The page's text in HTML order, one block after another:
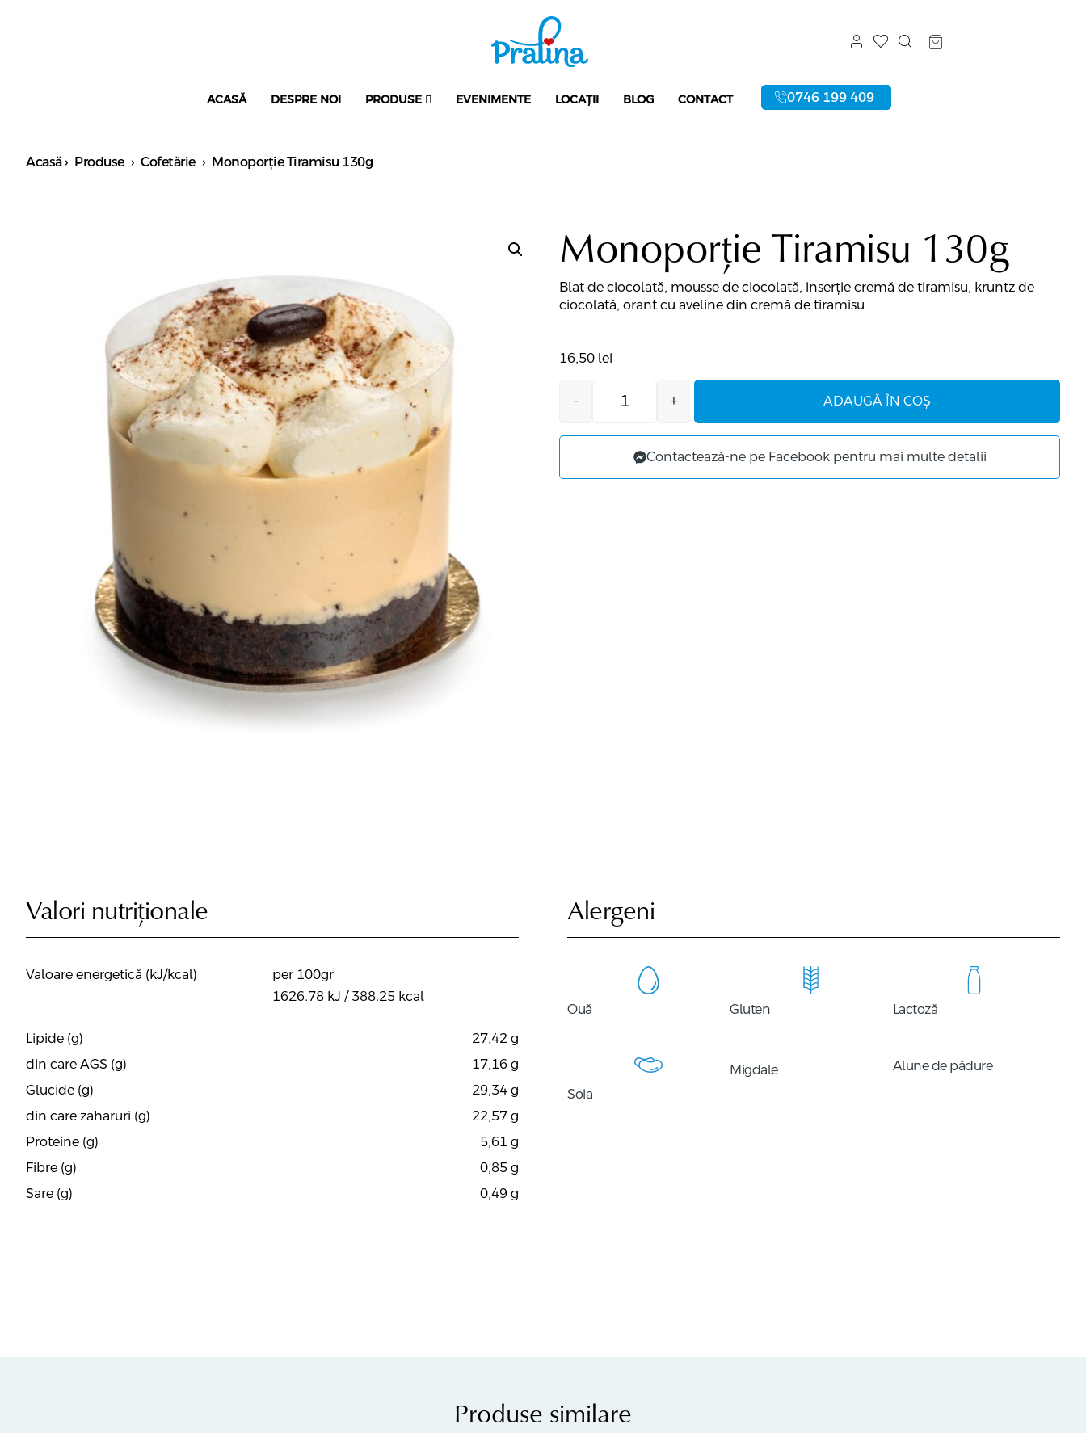
ACASĂ DESPRE NOI PRODUSE EVENIMENTE LOCAȚII BLOG CONTACT 0746 199 409
Acasă› Produse › Cofetărie › Monoporție Tiramisu 130g
Monoporție Tiramisu 130g
Blat de ciocolată, mousse de ciocolată, inserție cremă de tiramisu, kruntz de
ciocolată, orant cu aveline din cremă de tiramisu
16,50 lei
- + ADAUGĂ ÎN COȘ
Contactează-ne pe Facebook pentru mai multe detalii
Valori nutriționale
Valoare energetică (kJ/kcal)
per 100gr
1626.78 kJ / 388.25 kcal
Lipide (g) 27,42 g
din care AGS (g)
17,16 g
Glucide (g)
29,34 g
din care zaharuri (g)
22,57 g
Proteine (g)
5,61 g
Fibre (g)
0,85 g
Sare (g)
0,49 g
Alergeni
Ouă Gluten Lactoză
Soia
Migdale Alune de pădure
Produse similare